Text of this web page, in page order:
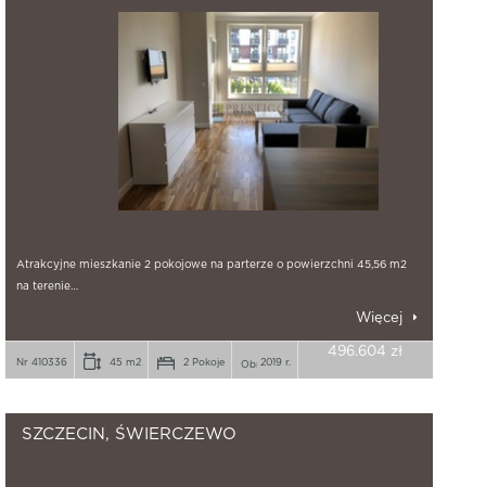
Atrakcyjne mieszkanie 2 pokojowe na parterze o powierzchni 45,56 m2
na terenie…
Więcej
Nr 410336 45 m2 2 Pokoje 2019 r.
496.604 zł
SZCZECIN, ŚWIERCZEWO